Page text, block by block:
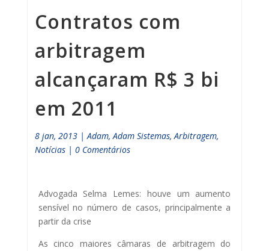
Contratos com
arbitragem
alcançaram R$ 3 bi
em 2011
8 jan, 2013 |Adam,Adam Sistemas,Arbitragem,
Notícias |0 Comentários
Advogada Selma Lemes: houve um aumento
sensível no número de casos, principalmente a
partir da crise
As cinco maiores câmaras de arbitragem do